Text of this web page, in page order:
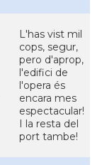
L'has vist mil
cops, segur,
pero d'aprop,
l'edifici de
l'opera és
encara mes
espectacular!
I la resta del
port tambe!